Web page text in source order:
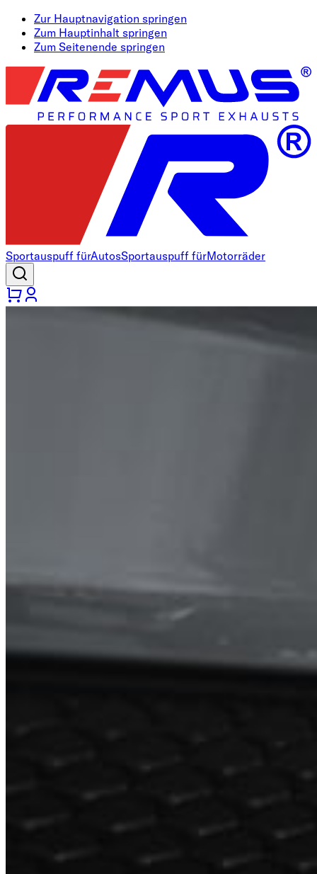
Zur Hauptnavigation springen
Zum Hauptinhalt springen
Zum Seitenende springen
Sportauspuff fürAutosSportauspuff fürMotorräder